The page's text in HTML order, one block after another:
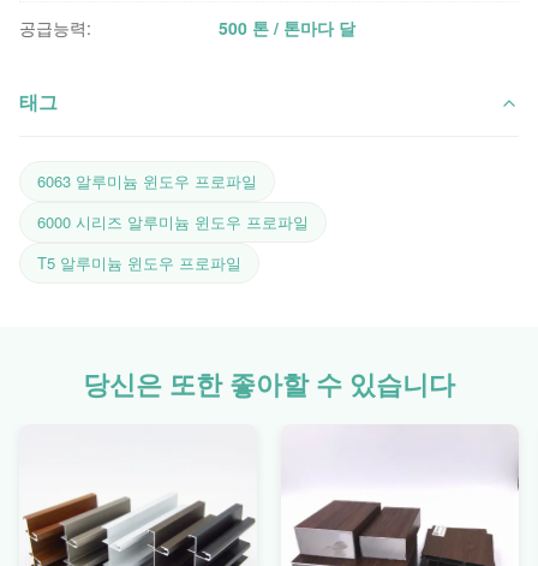
공급능력: 500 톤 / 톤마다 달
태그
6063 알루미늄 윈도우 프로파일
6000 시리즈 알루미늄 윈도우 프로파일
T5 알루미늄 윈도우 프로파일
당신은 또한 좋아할 수 있습니다